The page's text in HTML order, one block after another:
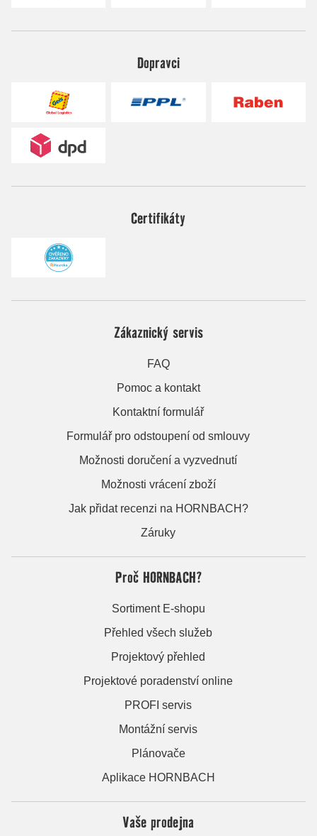
Dopravci
Certifikáty
Zákaznický servis
FAQ
Pomoc a kontakt
Kontaktní formulář
Formulář pro odstoupení od smlouvy
Možnosti doručení a vyzvednutí
Možnosti vrácení zboží
Jak přidat recenzi na HORNBACH?
Záruky
Proč HORNBACH?
Sortiment E-shopu
Přehled všech služeb
Projektový přehled
Projektové poradenství online
PROFI servis
Montážní servis
Plánovače
Aplikace HORNBACH
Vaše prodejna